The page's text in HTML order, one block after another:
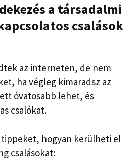
a társadalmi
csalások
az interneten, de nem
ha végleg kimaradsz az
óvatosabb lehet, és
csalókat.
tippeket, hogyan kerülheti el
csalásokat: